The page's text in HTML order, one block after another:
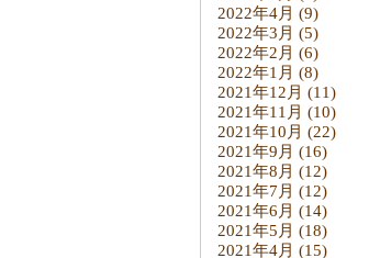
2022年4月 (9)
2022年3月 (5)
2022年2月 (6)
2022年1月 (8)
2021年12月 (11)
2021年11月 (10)
2021年10月 (22)
2021年9月 (16)
2021年8月 (12)
2021年7月 (12)
2021年6月 (14)
2021年5月 (18)
2021年4月 (15)